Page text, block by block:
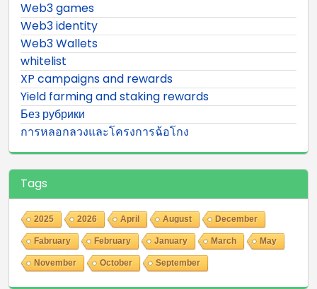
Web3 games
Web3 identity
Web3 Wallets
whitelist
XP campaigns and rewards
Yield farming and staking rewards
Без рубрики
การหลอกลวงและโครงการฉ้อโกง
Tags
2025 2026 April August December
Fabruary February January March May
November October September